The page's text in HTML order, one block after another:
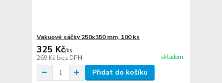
Vakuové sáčky 250x350 mm, 100 ks
325 Kč/ks
269 Kč bez DPH skladem
Přidat do košíku